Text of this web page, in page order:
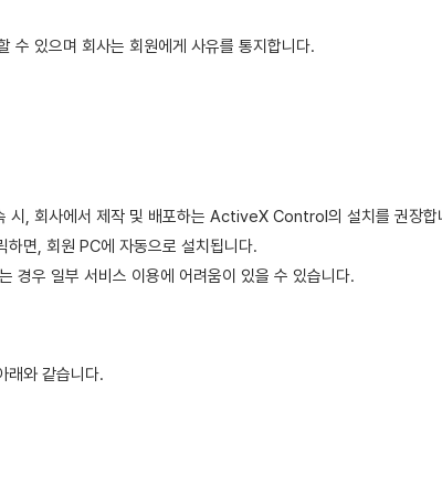
수 있으며 회사는 회원에게 사유를 통지합니다.
시, 회사에서 제작 및 배포하는 ActiveX Control의 설치를 권장합
면, 회원 PC에 자동으로 설치됩니다.
경우 일부 서비스 이용에 어려움이 있을 수 있습니다.
래와 같습니다.